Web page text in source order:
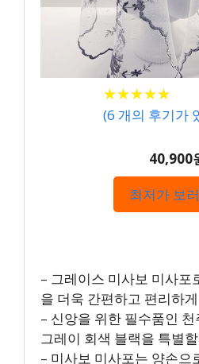
★★★★★
★★★★★
(6 개의 후기가
40,900
최저가 보
– 그레이스 미사보 미사포
을 더욱 간편하고 편리하
– 신앙을 위한 필수품인
그레이 회색 블랙을 특별
– 미사보 미사포는 양손으